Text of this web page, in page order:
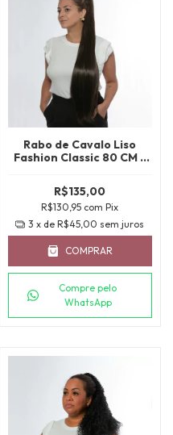
Rabo de Cavalo Liso
Fashion Classic 80 CM -
R$135,00
R$130,95 com Pix
3 x deR$45,00 sem juros
COMPRAR
Compre pelo
WhatsApp